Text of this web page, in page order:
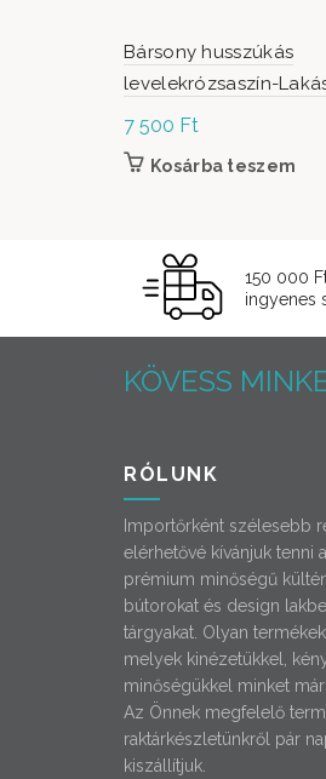
Bársony husszúkás
levelekrózsaszín-
7 500 Ft
Kosárba teszem
150 000
ingyenes
KÖVESS
RÓLUNK
Importőrként szélesebb
elérhetővé kívánjuk tenni
prémium minőségű
bútorokat és design
tárgyakat. Olyan
melyek kinézetükkel,
minőségükkel minket
Az Önnek megfelelő
raktárkészletünkről pár
kiszállítjuk.